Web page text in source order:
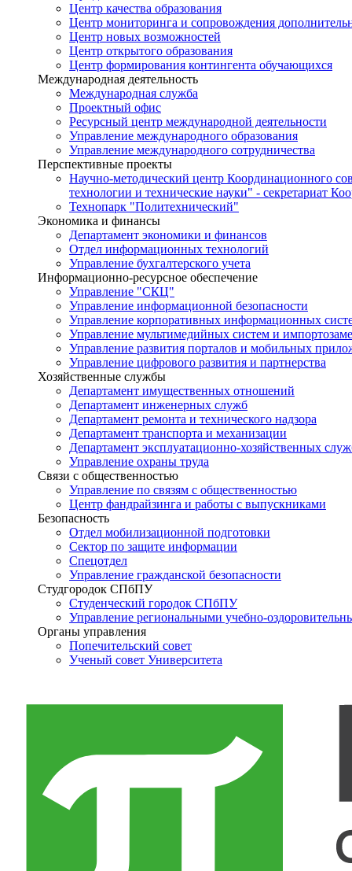
Центр качества образования
Центр мониторинга и сопровождения
Центр новых возможностей
Центр открытого образования
Центр формирования контингента обучающихся
Международная деятельность
Международная служба
Проектный офис
Ресурсный центр международной деятельности
Управление международного образования
Управление международного сотрудничества
Перспективные проекты
Научно-методический центр Координационного
технологии и технические науки" - секретариат
Технопарк "Политехнический"
Экономика и финансы
Департамент экономики и финансов
Отдел информационных технологий
Управление бухгалтерского учета
Информационно-ресурсное обеспечение
Управление "СКЦ"
Управление информационной безопасности
Управление корпоративных информационных
Управление мультимедийных систем и
Управление развития порталов и мобильных
Управление цифрового развития и партнерства
Хозяйственные службы
Департамент имущественных отношений
Департамент инженерных служб
Департамент ремонта и технического надзора
Департамент транспорта и механизации
Департамент эксплуатационно-хозяйственных
Управление охраны труда
Связи с общественностью
Управление по связям с общественностью
Центр фандрайзинга и работы с выпускниками
Безопасность
Отдел мобилизационной подготовки
Сектор по защите информации
Спецотдел
Управление гражданской безопасности
Студгородок СПбПУ
Студенческий городок СПбПУ
Управление региональными учебно-
Органы управления
Попечительский совет
Ученый совет Университета